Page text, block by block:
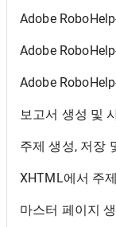
Adobe
Adobe
Adobe
보고서 생성 및
주제 생성, 저장
XHTML에서 주
마스터 페이지